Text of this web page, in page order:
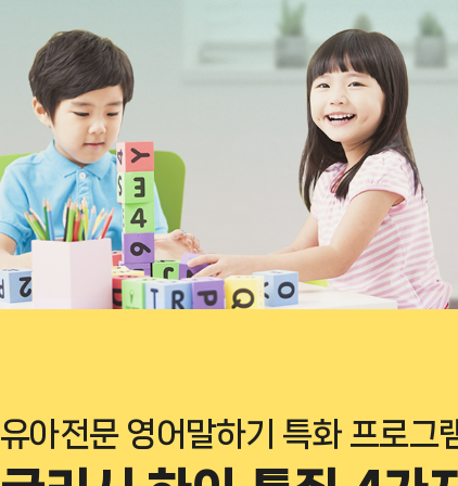
유아전문 영어말하기 특화 프로그